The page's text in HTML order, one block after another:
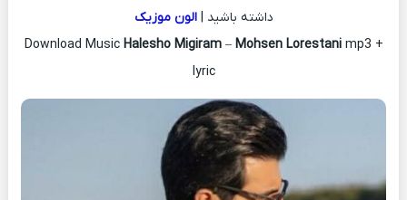
داشته باشید |الون موزیک
Download Music Halesho Migiram– Mohsen Lorestanimp3 +
lyric